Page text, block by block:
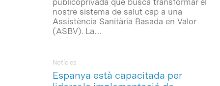
nostre sistema de salut cap a una
Assistència Sanitària Basada en Valor
(ASBV). La…
Espanya està capacitada per
Notícies